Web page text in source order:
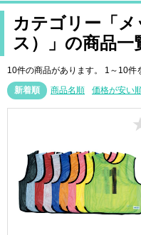
カテゴリー「
ス）」の商品一
10件の商品があります。 1～10件
新着順
商品名順 価格が安い